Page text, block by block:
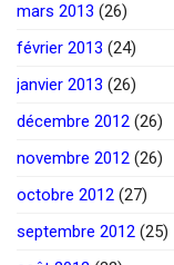
mars 2013 (26)
février 2013 (24)
janvier 2013 (26)
décembre 2012 (26)
novembre 2012 (26)
octobre 2012 (27)
septembre 2012 (25)